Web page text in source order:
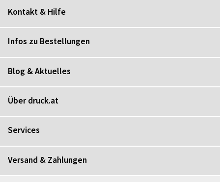
Kontakt & Hilfe
Infos zu Bestellungen
Blog & Aktuelles
Über druck.at
Services
Versand & Zahlungen